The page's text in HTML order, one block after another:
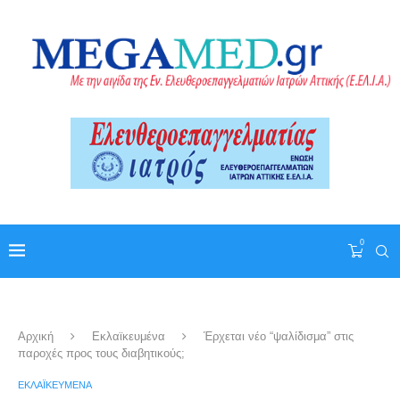
0
Αρχική Εκλαϊκευμένα
Έρχεται νέο “ψαλίδισμα” στις
παροχές προς τους διαβητικούς;
ΕΚΛΑΪΚΕΥΜΈΝΑ